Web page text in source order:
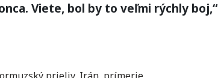
Viete, bol by to veľmi rýchly boj,“